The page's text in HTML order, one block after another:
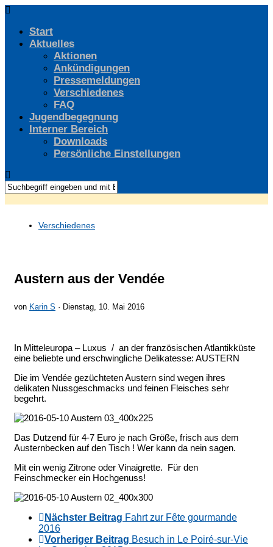
Start
Aktuelles
Aktionen
Ankündigungen
Pressemeldungen
Verschiedenes
FAQ
Jugendbegegnung
Interner Bereich
Downloads
Persönliche Einstellungen
Verschiedenes
Austern aus der Vendée
von Karin S · Dienstag, 10. Mai 2016
In Mitteleuropa – Luxus / an der französischen Atlantikküste
eine beliebte und erschwingliche Delikatesse: AUSTERN
Die im Vendée gezüchteten Austern sind wegen ihres
delikaten Nussgeschmacks und feinen Fleisches sehr
begehrt.
Das Dutzend für 4-7 Euro je nach Größe, frisch aus dem
Austernbecken auf den Tisch ! Wer kann da nein sagen.
Mit ein wenig Zitrone oder Vinaigrette. Für den
Feinschmecker ein Hochgenuss!
Nächster Beitrag Fahrt zur Fête gourmande
2016
Vorheriger Beitrag Besuch in Le Poiré-sur-Vie